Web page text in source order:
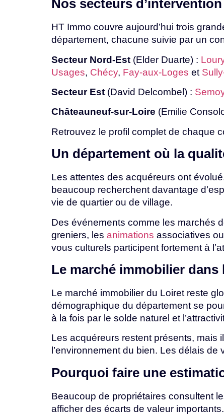
Nos secteurs d’intervention
HT Immo couvre aujourd’hui trois
département, chacune suivie par un
Secteur Nord-Est (Elder Duarte) :
Usages, Chécy, Fay-aux-Loges et
Secteur Est (David Delcombel) :
Châteauneuf-sur-Loire (Emilie
Retrouvez le profil complet de chaque
Un département où la
Les attentes des acquéreurs ont
beaucoup recherchent davantage
vie de quartier ou de village.
Des événements comme les marchés
greniers, les animations associatives ou
vous culturels participent fortement à
Le marché immobilier dans
Le marché immobilier du Loiret reste
démographique du département se
à la fois par le solde naturel et
Les acquéreurs restent présents, mais
l’environnement du bien. Les délais
Pourquoi faire une
Beaucoup de propriétaires consultent
afficher des écarts de valeur